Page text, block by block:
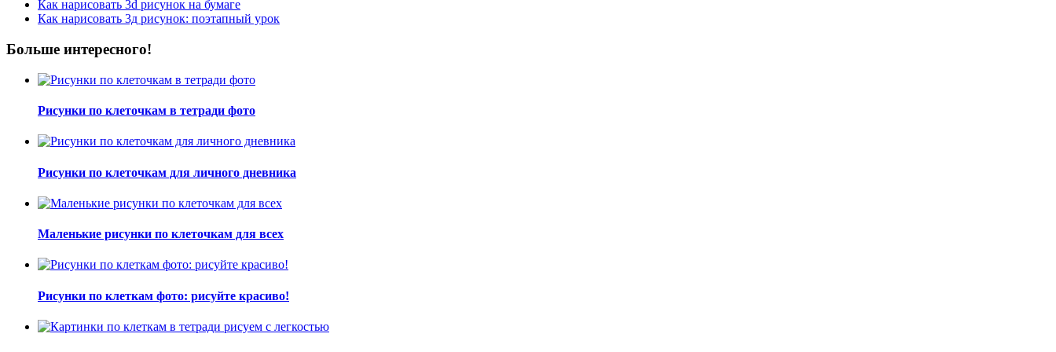
Как нарисовать 3d рисунок на бумаге
Как нарисовать 3д рисунок: поэтапный урок
Больше интересного!
Рисунки по клеточкам в тетради фото
Рисунки по клеточкам для личного дневника
Маленькие рисунки по клеточкам для всех
Рисунки по клеткам фото: рисуйте красиво!